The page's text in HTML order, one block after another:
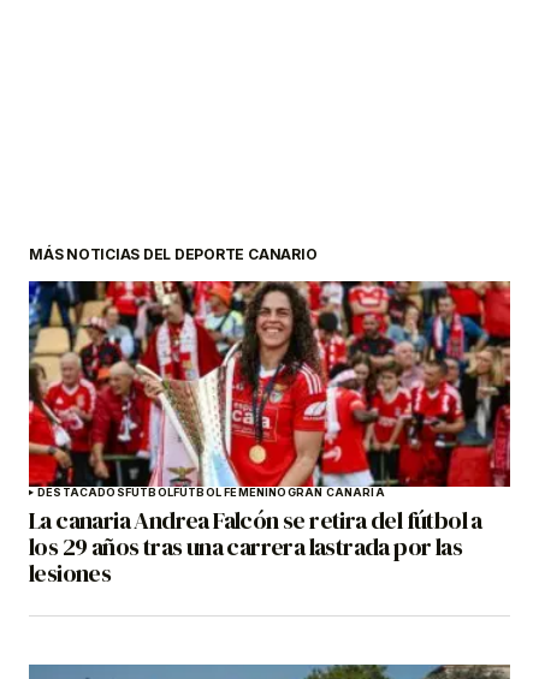
MÁS NOTICIAS DEL DEPORTE CANARIO
DESTACADOSFÚTBOLFÚTBOL FEMENINOGRAN CANARIA
La canaria Andrea Falcón se retira del fútbol a
los 29 años tras una carrera lastrada por las
lesiones